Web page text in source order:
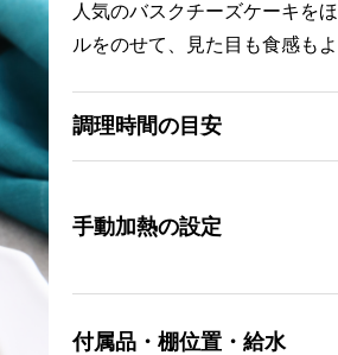
人気のバスクチーズケーキを
ルをのせて、見た目も食感もよ
調理時間の目安
手動加熱の設定
付属品・棚位置・給水